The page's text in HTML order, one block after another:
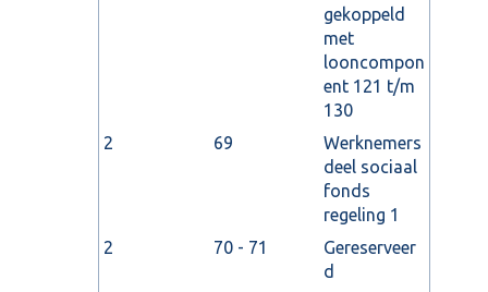
gekoppeld
met
looncompon
ent 121 t/m
130
2
69
Werknemers
deel sociaal
fonds
regeling 1
2
70 - 71
Gereserveer
d